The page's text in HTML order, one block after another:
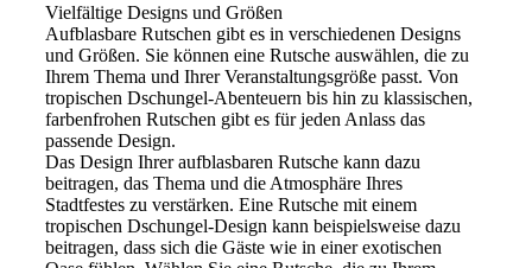
Vielfältige Designs und Größen
Aufblasbare Rutschen gibt es in verschiedenen Designs
und Größen. Sie können eine Rutsche auswählen, die zu
Ihrem Thema und Ihrer Veranstaltungsgröße passt. Von
tropischen Dschungel-Abenteuern bis hin zu klassischen,
farbenfrohen Rutschen gibt es für jeden Anlass das
passende Design.
Das Design Ihrer aufblasbaren Rutsche kann dazu
beitragen, das Thema und die Atmosphäre Ihres
Stadtfestes zu verstärken. Eine Rutsche mit einem
tropischen Dschungel-Design kann beispielsweise dazu
beitragen, dass sich die Gäste wie in einer exotischen